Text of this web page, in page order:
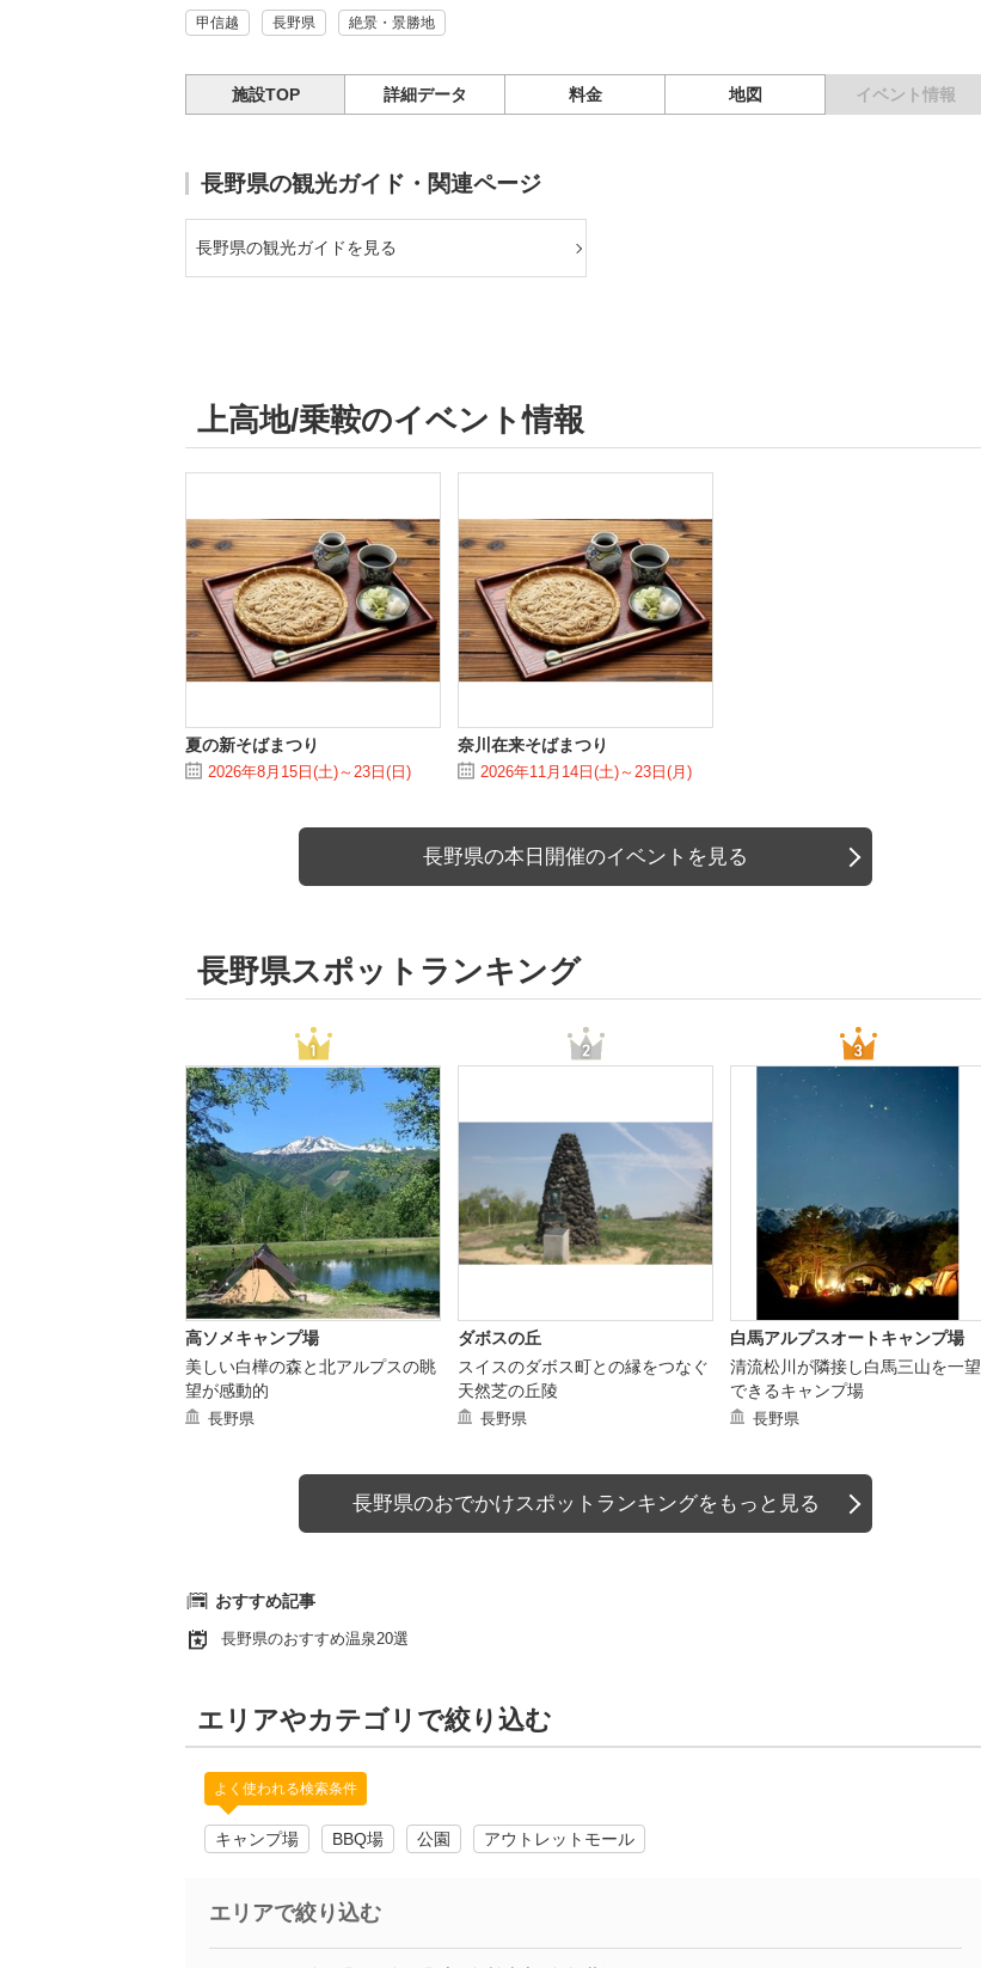
甲信越 長野県 絶景・景勝地
施設TOP 詳細データ 料金 地図 イベント情報
長野県の観光ガイド・関連ページ
長野県の観光ガイドを見る
上高地/乗鞍のイベント情報
夏の新そばまつり
2026年8月15日(土)～23日(日)
奈川在来そばまつり
2026年11月14日(土)～23日(月)
長野県の本日開催のイベントを見る
長野県スポットランキング
高ソメキャンプ場
美しい白樺の森と北アルプスの眺
望が感動的
長野県
ダボスの丘
スイスのダボス町との縁をつなぐ
天然芝の丘陵
長野県
白馬アルプスオートキャンプ場
清流松川が隣接し白馬三山を一望
できるキャンプ場
長野県
長野県のおでかけスポットランキングをもっと見る
おすすめ記事
長野県のおすすめ温泉20選
エリアやカテゴリで絞り込む
よく使われる検索条件
キャンプ場 BBQ場 公園 アウトレットモール
エリアで絞り込む